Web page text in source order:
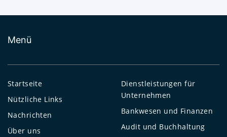
Menü
Startseite
Nützliche Links
Nachrichten
Über uns
Dienstleistungen für
Unternehmen
Bankwesen und Finanzen
Audit und Buchhaltung